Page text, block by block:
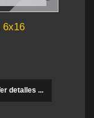
6x16
detalles ...